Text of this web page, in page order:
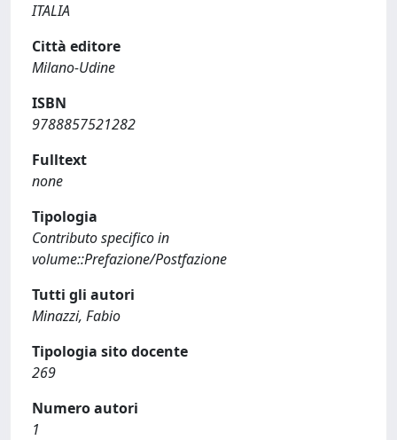
ITALIA
Città editore
Milano-Udine
ISBN
9788857521282
Fulltext
none
Tipologia
Contributo specifico in
volume::Prefazione/Postfazione
Tutti gli autori
Minazzi, Fabio
Tipologia sito docente
269
Numero autori
1